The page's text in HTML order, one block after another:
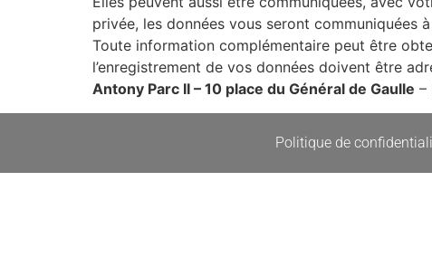
privée, les données vous seront communiquées
Toute information complémentaire peut être
l’enregistrement de vos données doivent être
Antony Parc II – 10 place du Général de Gaulle –
Politique de